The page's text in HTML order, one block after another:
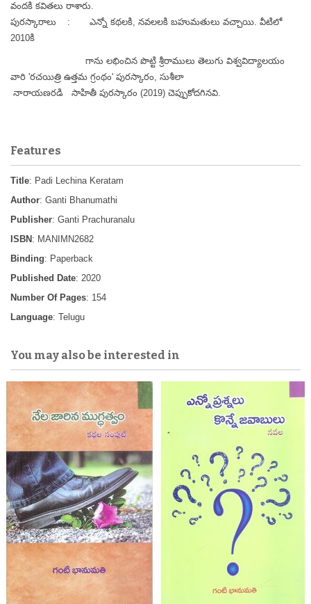
వందకి కవితలు రాశారు.
పురస్కారాలు : ఎన్నో కథలకి, నవలలకి బహుమతులు వచ్చాయి. వీటిలో
2010కి
గాను లభించిన పొట్టి శ్రీరాములు తెలుగు విశ్వవిద్యాలయం
వారి 'రచయిత్రి ఉత్తమ గ్రంథం' పురస్కారం, సుశీలా
నారాయణరడి సాహితీ పురస్కారం (2019) చెప్పుకోదగినవి.
Features
Title: Padi Lechina Keratam
Author: Ganti Bhanumathi
Publisher: Ganti Prachuranalu
ISBN : MANIMN2682
Binding: Paperback
Published Date: 2020
Number Of Pages: 154
Language: Telugu
You may also be interested in